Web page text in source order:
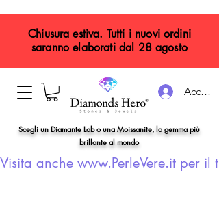
Accedi
Scegli un Diamante Lab o una Moissanite, la gemma più
brillante al mondo
Visita anche www.PerleVere.it per il
Chiusura estiva. Tutti i nuovi ordini
saranno elaborati dal 28 agosto